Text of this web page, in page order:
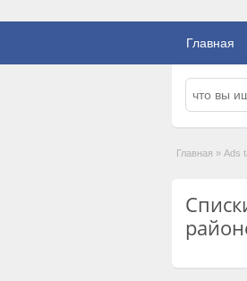
Главная
Главная » Ads